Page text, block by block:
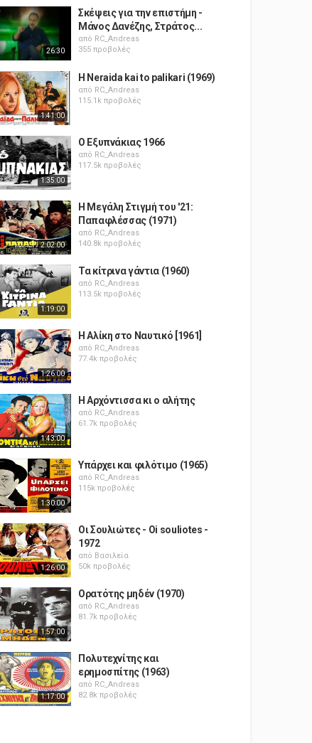
26:30
Σκέψεις για την επιστήμη -
Μάνος Δανέζης, Στράτος...
από RC_Andreas
355 προβολές
1:41:00
H Neraida kai to palikari (1969)
από RC_Andreas
115.1k προβολές
1:35:00
Ο Εξυπνάκιας 1966
από RC_Andreas
117.5k προβολές
2:02:00
Η Μεγάλη Στιγμή του '21:
Παπαφλέσσας (1971)
από RC_Andreas
140.8k προβολές
1:19:00
Τα κίτρινα γάντια (1960)
από RC_Andreas
113.5k προβολές
1:26:00
Η Αλίκη στο Ναυτικό [1961]
από RC_Andreas
77.4k προβολές
1:43:00
Η Αρχόντισσα κι ο αλήτης
από RC_Andreas
61.7k προβολές
1:30:00
Υπάρχει και φιλότιμο (1965)
από RC_Andreas
115k προβολές
1:26:00
Οι Σουλιώτες - Oi souliotes -
1972
από Βασιλεία
50k προβολές
1:57:00
Ορατότης μηδέν (1970)
από RC_Andreas
81.7k προβολές
1:17:00
Πολυτεχνίτης και
ερημοσπίτης (1963)
από RC_Andreas
82.8k προβολές